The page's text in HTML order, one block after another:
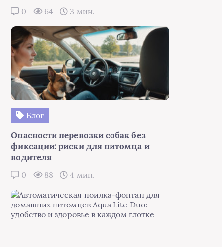
0 64 3 мин.
Блог
Опасности перевозки собак без
фиксации: риски для питомца и
водителя
0 88 4 мин.